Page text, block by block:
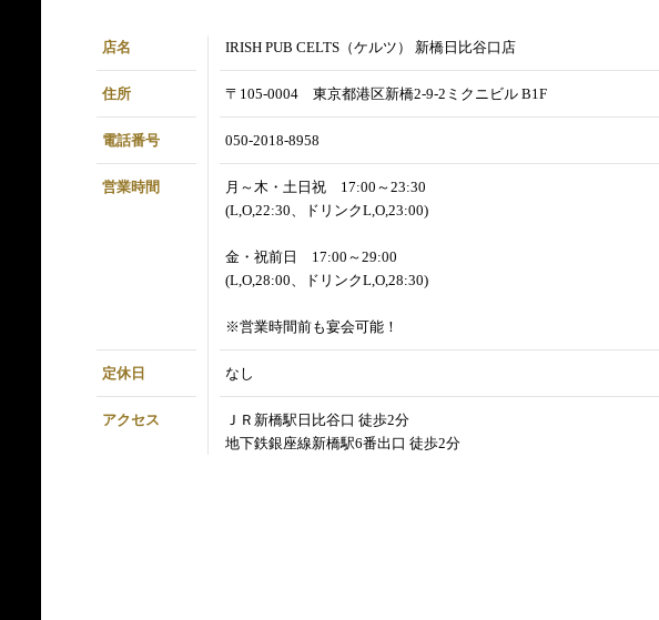
店名 IRISH PUB CELTS（ケルツ） 新橋日比谷口店
住所 〒105-0004 東京都港区新橋2-9-2ミクニビル B1F
電話番号 050-2018-8958
営業時間
月～木・土日祝 17:00～23:30
(L,O,22:30、ドリンクL,O,23:00)
金・祝前日 17:00～29:00
(L,O,28:00、ドリンクL,O,28:30)
※営業時間前も宴会可能！
定休日 なし
アクセス
ＪＲ新橋駅日比谷口 徒歩2分
地下鉄銀座線新橋駅6番出口 徒歩2分